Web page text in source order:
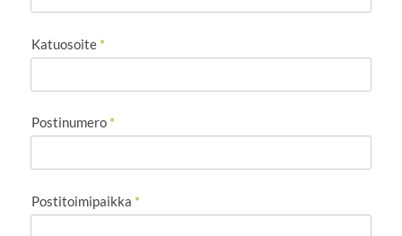
Katuosoite *
Postinumero *
Postitoimipaikka *